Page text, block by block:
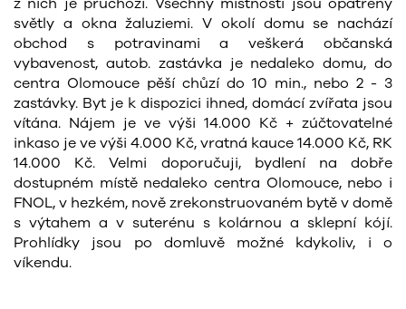
světly a okna žaluziemi. V okolí domu se nachází
obchod s potravinami a veškerá občanská
vybavenost, autob. zastávka je nedaleko domu, do
centra Olomouce pěší chůzí do 10 min., nebo 2 - 3
zastávky. Byt je k dispozici ihned, domácí zvířata jsou
vítána. Nájem je ve výši 14.000 Kč + zúčtovatelné
inkaso je ve výši 4.000 Kč, vratná kauce 14.000 Kč, RK
14.000 Kč. Velmi doporučuji, bydlení na dobře
dostupném místě nedaleko centra Olomouce, nebo i
FNOL, v hezkém, nově zrekonstruovaném bytě v domě
s výtahem a v suterénu s kolárnou a sklepní kójí.
Prohlídky jsou po domluvě možné kdykoliv, i o
víkendu.